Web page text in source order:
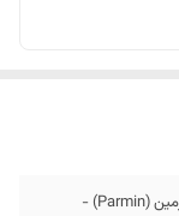
تشک رویال آرامش مدل پارمین (Parmin) -